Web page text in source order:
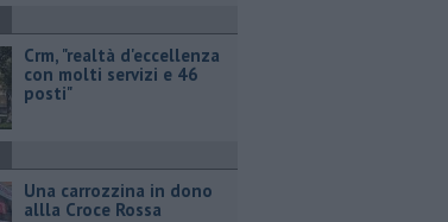
Crm, "realtà d'eccellenza
con molti servizi e 46
posti"
Una carrozzina in dono
allla Croce Rossa